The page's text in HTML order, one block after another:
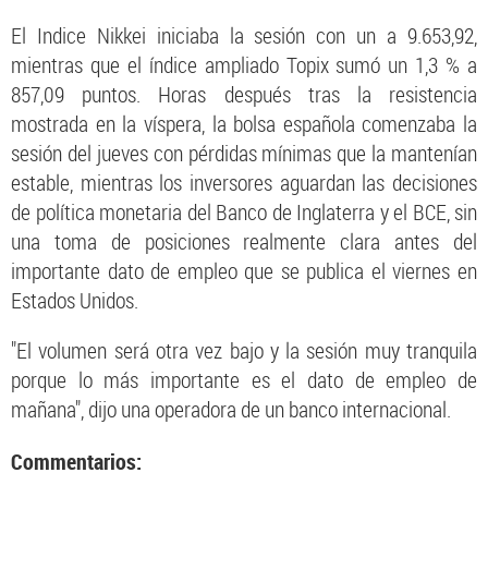
El Indice Nikkei iniciaba la sesión con un a 9.653,92,
mientras que el índice ampliado Topix sumó un 1,3 % a
857,09 puntos. Horas después tras la resistencia
mostrada en la víspera, la bolsa española comenzaba la
sesión del jueves con pérdidas mínimas que la mantenían
estable, mientras los inversores aguardan las decisiones
de política monetaria del Banco de Inglaterra y el BCE, sin
una toma de posiciones realmente clara antes del
importante dato de empleo que se publica el viernes en
Estados Unidos.
"El volumen será otra vez bajo y la sesión muy tranquila
porque lo más importante es el dato de empleo de
mañana", dijo una operadora de un banco internacional.
Commentarios: